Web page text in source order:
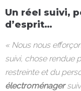
Un réel suivi,
d’esprit…
« Nous nous
suivi, chose rendue
restreinte et du
électroménager